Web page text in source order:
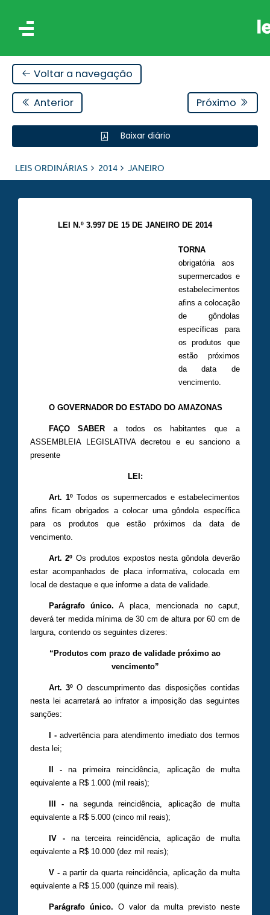
Voltar a navegação
Anterior Próximo
Baixar diário
LEIS ORDINÁRIAS 2014 JANEIRO
LEI N.º 3.997 DE 15 DE JANEIRO DE 2014
TORNA
obrigatória aos
supermercados e
estabelecimentos
afins a colocação
de gôndolas
específicas para
os produtos que
estão próximos
da data de
vencimento.
O GOVERNADOR DO ESTADO DO AMAZONAS
FAÇO SABER a todos os habitantes que a
ASSEMBLEIA LEGISLATIVA decretou e eu sanciono a
presente
LEI:
Art. 1ºTodos os supermercados e estabelecimentos
afins ficam obrigados a colocar uma gôndola específica
para os produtos que estão próximos da data de
vencimento.
Art. 2º Os produtos expostos nesta gôndola deverão
estar acompanhados de placa informativa, colocada em
local de destaque e que informe a data de validade.
Parágrafo único. A placa, mencionada no caput,
deverá ter medida mínima de 30 cm de altura por 60 cm de
largura, contendo os seguintes dizeres:
“Produtos com prazo de validade próximo ao
vencimento”
Art. 3º O descumprimento das disposições contidas
nesta lei acarretará ao infrator a imposição das seguintes
sanções:
I -advertência para atendimento imediato dos termos
desta lei;
II -na primeira reincidência, aplicação de multa
equivalente a R$ 1.000 (mil reais);
III -na segunda reincidência, aplicação de multa
equivalente a R$ 5.000 (cinco mil reais);
IV -na terceira reincidência, aplicação de multa
equivalente a R$ 10.000 (dez mil reais);
V -a partir da quarta reincidência, aplicação da multa
equivalente a R$ 15.000 (quinze mil reais).
Parágrafo único. O valor da multa previsto neste